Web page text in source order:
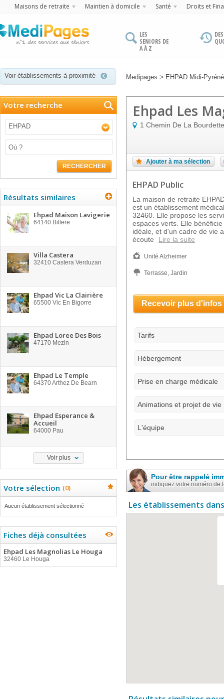
Maisons de retraite Maintien à domicile Santé Droits et
LES
SENIORS DE
A À Z
Voir établissements à proximité Medipages > EHPAD Midi-
Votre recherche
EHPAD
RECHERCHER
Résultats similaires
Ehpad Maison Lavigerie
64140 Billere
Villa Castera
32410 Castera Verduzan
Ehpad Vic La Clairière
65500 Vic En Bigorre
Ehpad Loree Des Bois
47170 Mezin
Ehpad Le Temple
64370Arthez De Bearn
Ehpad Esperance &
Accueil
64000 Pau
Voir plus
Votre sélection (0)
Aucun établissement sélectionné
Fiches déjà consultées
Ehpad Les Magnolias Le Houga
32460 Le Houga
Ehpad Les
1 Chemin De La Bourdette
Ajouter à ma sélection
EHPAD Public
La maison de retraite
est un établissement
32460. Elle propose les
espaces verts. Elle
idéale, et d'un cadre de vie
écoute
Lire la suite
Unité Alzheimer
Terrasse, Jardin
Recevoir plus d'infos
Tarifs
Hébergement
Prise en charge médicale
Animations et projet de vie
L'équipe
Pour être rappelé
indiquez votre numéro de
Les établissements